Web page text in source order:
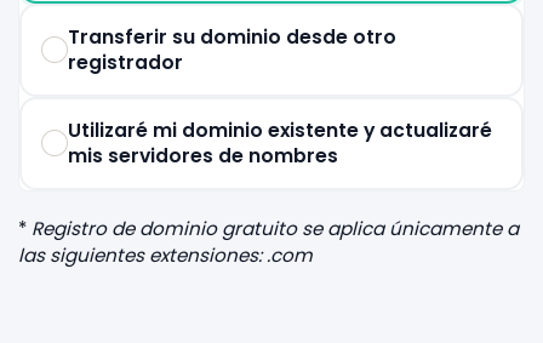
Transferir su dominio desde otro
registrador
Utilizaré mi dominio existente y actualizaré
mis servidores de nombres
* Registro de dominio gratuito se aplica únicamente a
las siguientes extensiones: .com